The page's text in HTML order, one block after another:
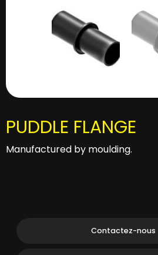
PUDDLE FLANGE
Manufactured by moulding.
Contactez-nous